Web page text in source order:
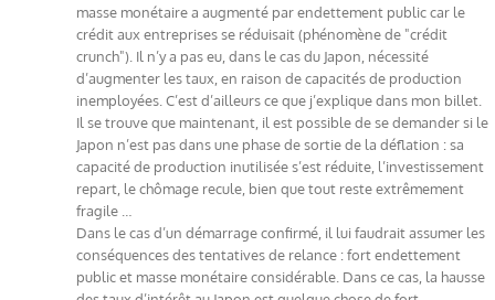
masse monétaire a augmenté par endettement public car le
crédit aux entreprises se réduisait (phénomène de "crédit
crunch"). Il n’y a pas eu, dans le cas du Japon, nécessité
d’augmenter les taux, en raison de capacités de production
inemployées. C’est d’ailleurs ce que j’explique dans mon billet.
Il se trouve que maintenant, il est possible de se demander si le
Japon n’est pas dans une phase de sortie de la déflation : sa
capacité de production inutilisée s’est réduite, l’investissement
repart, le chômage recule, bien que tout reste extrêmement
fragile …
Dans le cas d’un démarrage confirmé, il lui faudrait assumer les
conséquences des tentatives de relance : fort endettement
public et masse monétaire considérable. Dans ce cas, la hausse